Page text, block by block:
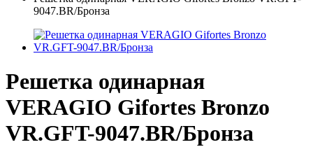
9047.BR/Бронза
Решетка одинарная
VERAGIO Gifortes Bronzo
VR.GFT-9047.BR/Бронза